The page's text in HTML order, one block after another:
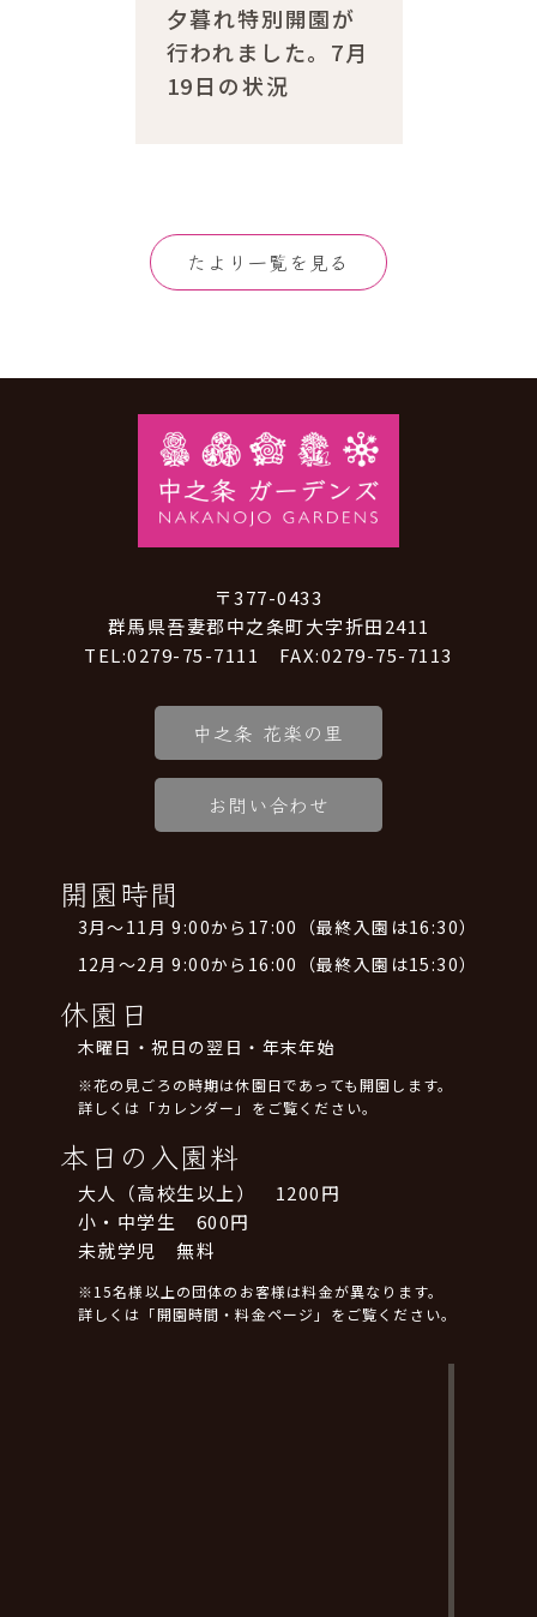
夕暮れ特別開園が
行われました。7月
19日の状況
たより一覧を見る
〒377-0433
群馬県吾妻郡中之条町大字折田2411
TEL:0279-75-7111 FAX:0279-75-7113
中之条 花楽の里
お問い合わせ
開園時間
3月～11月 9:00から17:00（最終入園は16:30）
12月～2月 9:00から16:00（最終入園は15:30）
休園日
木曜日・祝日の翌日・年末年始
※花の見ごろの時期は休園日であっても開園します。
詳しくは「カレンダー」をご覧ください。
本日の入園料
大人（高校生以上） 1200円
小・中学生 600円
未就学児 無料
※15名様以上の団体のお客様は料金が異なります。
詳しくは「開園時間・料金ページ」をご覧ください。